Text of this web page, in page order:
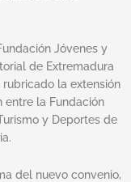
Jóvenes y
de Extremadura
la extensión
entre la Fundación
y Deportes de
del nuevo convenio,